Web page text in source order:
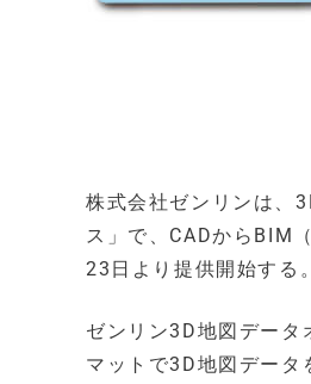
株式会社ゼンリンは、
ス」で、CADからBIM
23日より提供開始する。
ゼンリン3D地図データ
マットで3D地図データ